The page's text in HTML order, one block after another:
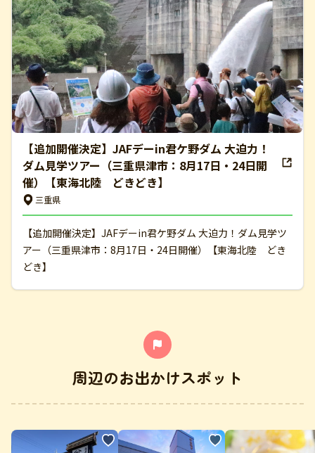
【追加開催決定】JAFデーin君ケ野ダム 大迫力！
ダム見学ツアー（三重県津市：8月17日・24日開
催）【東海北陸 どきどき】
三重県
【追加開催決定】JAFデーin君ケ野ダム 大迫力！ダム見学ツ
アー（三重県津市：8月17日・24日開催）【東海北陸 どき
どき】
周辺のお出かけスポット